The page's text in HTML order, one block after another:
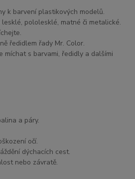
k barvení plastikových modelů.
pololesklé, matné či metalické.
ředidlem řady Mr. Color.
míchat s barvami, ředidly a dalšími
a páry.
očí.
dýchacích cest.
nebo závratě.